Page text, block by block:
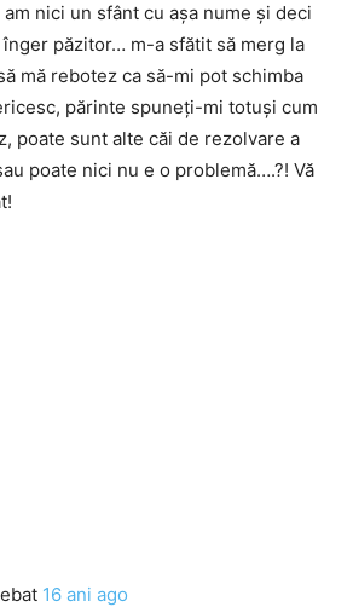
nici un sfânt cu aşa nume şi deci
păzitor… m-a sfătit să merg la
mă rebotez ca să-mi pot schimba
părinte spuneţi-mi totuşi cum
poate sunt alte căi de rezolvare a
poate nici nu e o problemă….?! Vă
16 ani ago